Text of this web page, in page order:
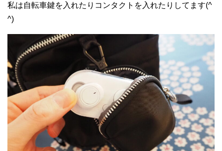
私は自転車鍵を入れたりコンタクトを入れたりしてます(^
^)